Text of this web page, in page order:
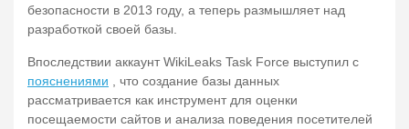
безопасности в 2013 году, а теперь размышляет над
разработкой своей базы.
Впоследствии аккаунт WikiLeaks Task Force выступил с
пояснениями , что создание базы данных
рассматривается как инструмент для оценки
посещаемости сайтов и анализа поведения посетителей